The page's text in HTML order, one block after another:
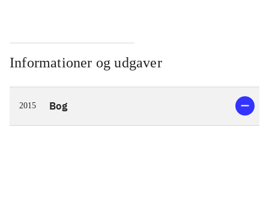
Informationer og udgaver
2015 Bog